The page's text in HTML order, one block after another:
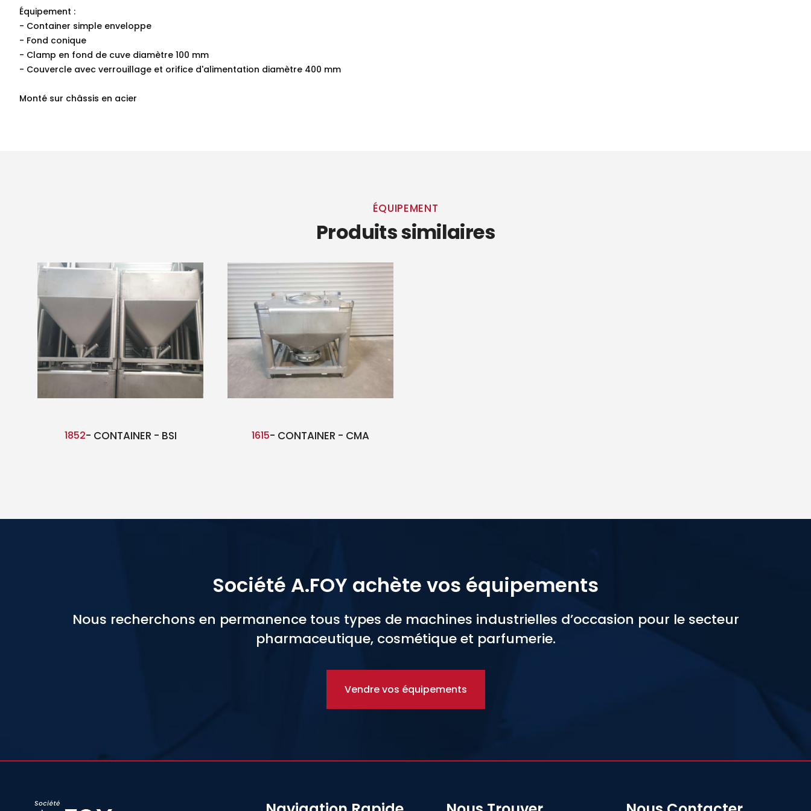
Équipement :
- Container simple enveloppe
- Fond conique
- Clamp en fond de cuve diamètre 100 mm
- Couvercle avec verrouillage et orifice d'alimentation diamètre 400 mm
Monté sur châssis en acier
ÉQUIPEMENT
Produits similaires
1852- CONTAINER - BSI 1615- CONTAINER - CMA
Société A.FOY achète vos équipements
Nous recherchons en permanence tous types de machines industrielles d’occasion pour le secteur
pharmaceutique, cosmétique et parfumerie.
Vendre vos équipements